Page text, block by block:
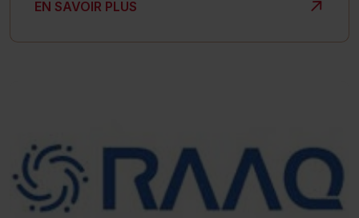
EN SAVOIR PLUS
HUB MOBILE D’INCA À GRANBY